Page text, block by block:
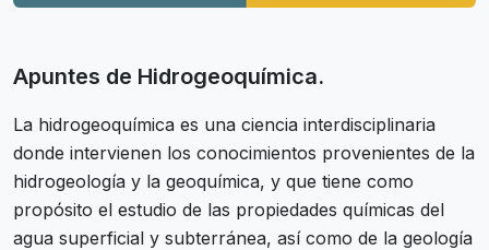
Apuntes de Hidrogeoquímica.
La hidrogeoquímica es una ciencia interdisciplinaria
donde intervienen los conocimientos provenientes de la
hidrogeología y la geoquímica, y que tiene como
propósito el estudio de las propiedades químicas del
agua superficial y subterránea, así como de la geología